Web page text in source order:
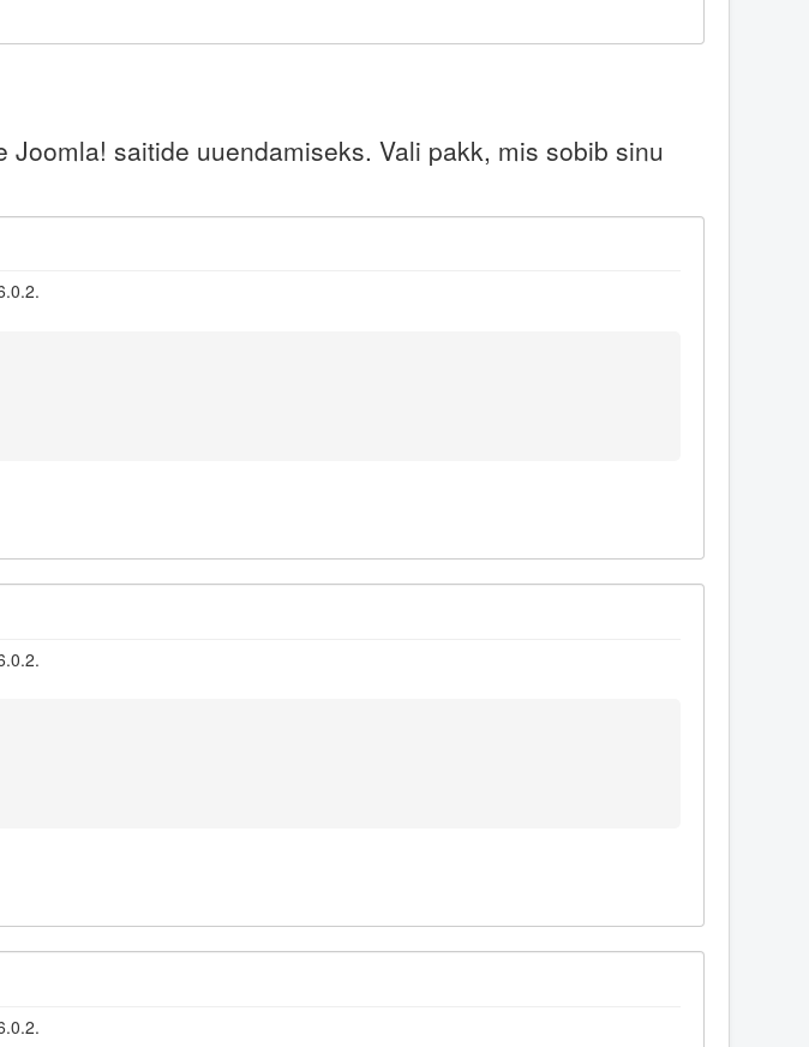
saitide uuendamiseks. Vali pakk, mis sobib sinu